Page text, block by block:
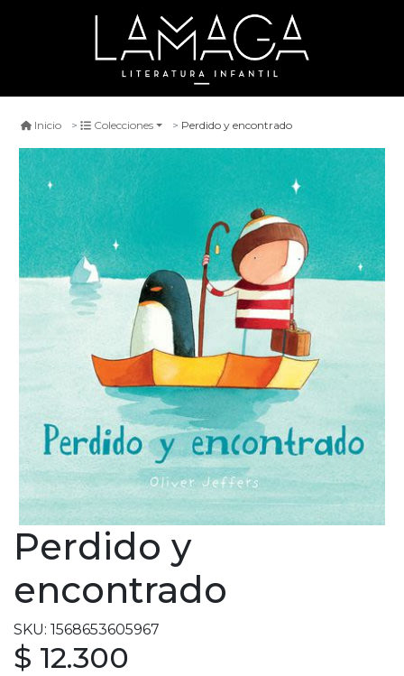
Inicio Colecciones Perdido y encontrado
Perdido y
encontrado
SKU: 1568653605967
$ 12.300